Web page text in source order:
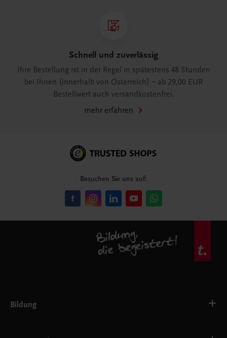
Schnell und zuverlässig
Ihre Bestellung ist in der Regel in spätestens 48 Stunden
bei Ihnen (innerhalb von Österreich) – ab 29,00 EUR
Bestellwert auch versandkostenfrei.
mehr erfahren
Besuchen Sie uns auf:
Bildung